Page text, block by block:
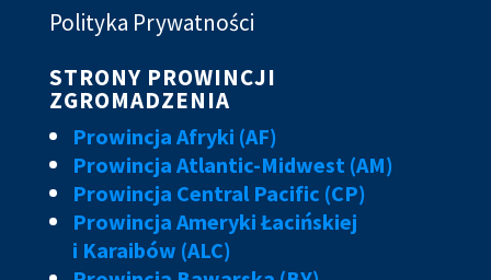
Polityka Prywatności
STRONY PROWINCJI
ZGROMADZENIA
Prowincja Afryki (AF)
Prowincja Atlantic-Midwest (AM)
Prowincja Central Pacific (CP)
Prowincja Ameryki Łacińskiej
i Karaibów (ALC)